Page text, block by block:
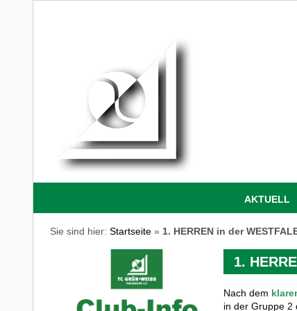
AKTUELL
Sie sind hier: Startseite » 1. HERREN in der
1.
Nach dem
in der Gruppe 2